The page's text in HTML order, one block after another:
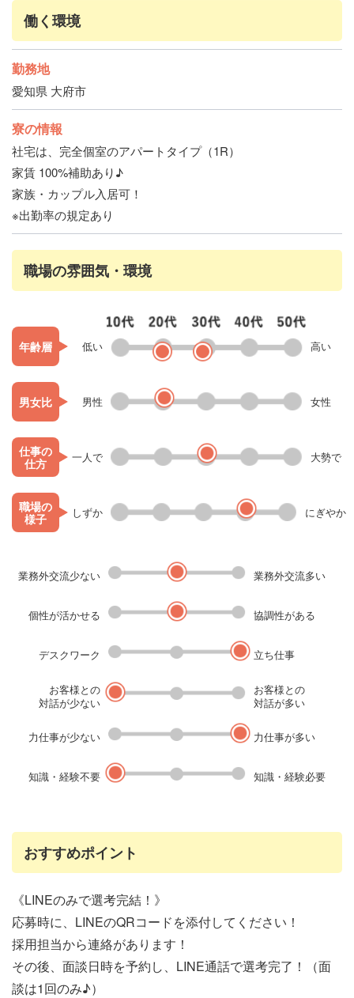
カップル応募OK
赴任交通費支給
家賃補助あり
アパート・マンションタイプ
禁煙・分煙
バイク通勤OK
交通費支給
社員登用あり
高時給（1500円以上）
働く環境
勤務地
愛知県 大府市
寮の情報
社宅は、完全個室のアパートタイプ（1R）
家賃 100%補助あり♪
家族・カップル入居可！
※出勤率の規定あり
職場の雰囲気・環境
年齢層 低い 高い
男女比 男性 女性
仕事の
仕方
一人で 大勢で
職場の
様子
しずか にぎやか
業務外交流少ない 業務外交流多い
個性が活かせる 協調性がある
デスクワーク 立ち仕事
お客様との
対話が少ない
お客様との
対話が多い
力仕事が少ない 力仕事が多い
知識・経験不要 知識・経験必要
おすすめポイント
《LINEのみで選考完結！》
応募時に、LINEのQRコードを添付してください！
採用担当から連絡があります！
その後、面談日時を予約し、LINE通話で選考完了！（面
談は1回のみ♪）